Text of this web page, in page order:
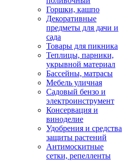
Горшки, кашпо
Декоративные
предметы для дачи и
сада
Товары для пикника
Теплицы, парники,
укрывной материал
Бассейны, матрасы
Мебель уличная
Садовый бензо и
электроинструмент
Консервация и
виноделие
Удобрения и средства
защиты растений
Антимоскитные
сетки, репелленты